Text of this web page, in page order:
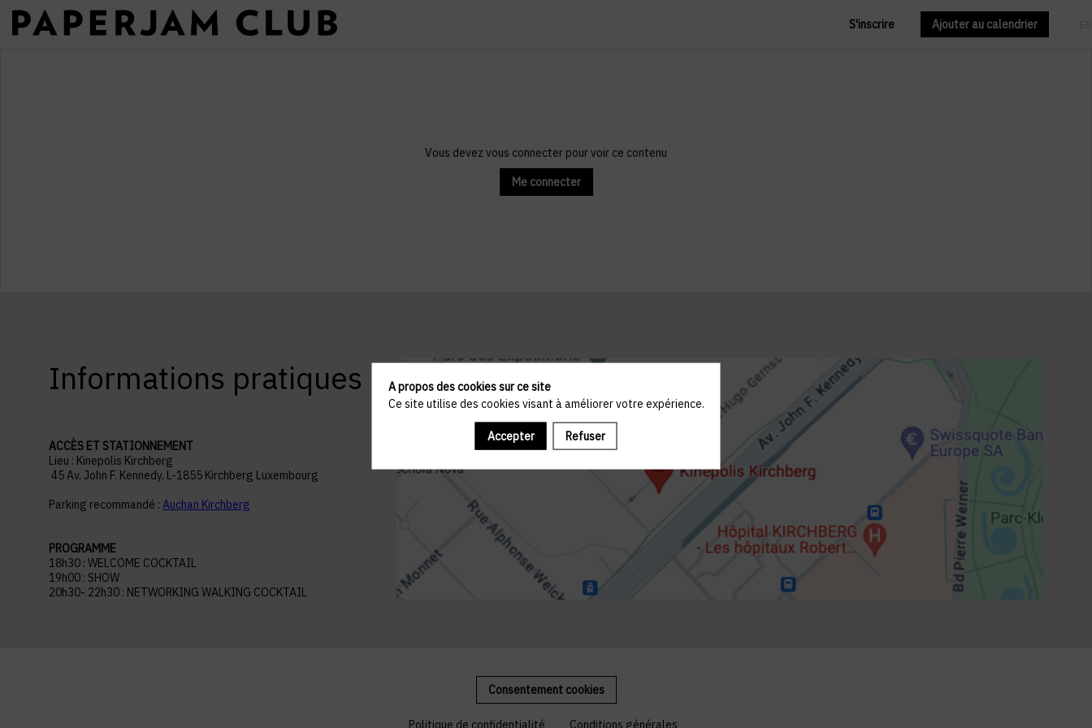
S'inscrire Ajouter au calendrier
Vous devez vous connecter pour voir ce contenu
Me connecter
Informations pratiques
ACCÈS ET STATIONNEMENT
Lieu : Kinepolis Kirchberg
45 Av. John F. Kennedy, L-1855 Kirchberg Luxembourg
Parking recommandé : Auchan Kirchberg
PROGRAMME
18h30 : WELCOME COCKTAIL
19h00 : SHOW
20h30- 22h30 : NETWORKING WALKING COCKTAIL
Consentement cookies
Politique de confidentialité Conditions générales
A propos des cookies sur ce site
Ce site utilise des cookies visant à améliorer votre expérience.
Accepter Refuser